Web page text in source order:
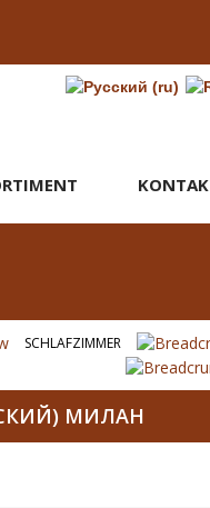
SCHLAFZIMMER
МИЛАН